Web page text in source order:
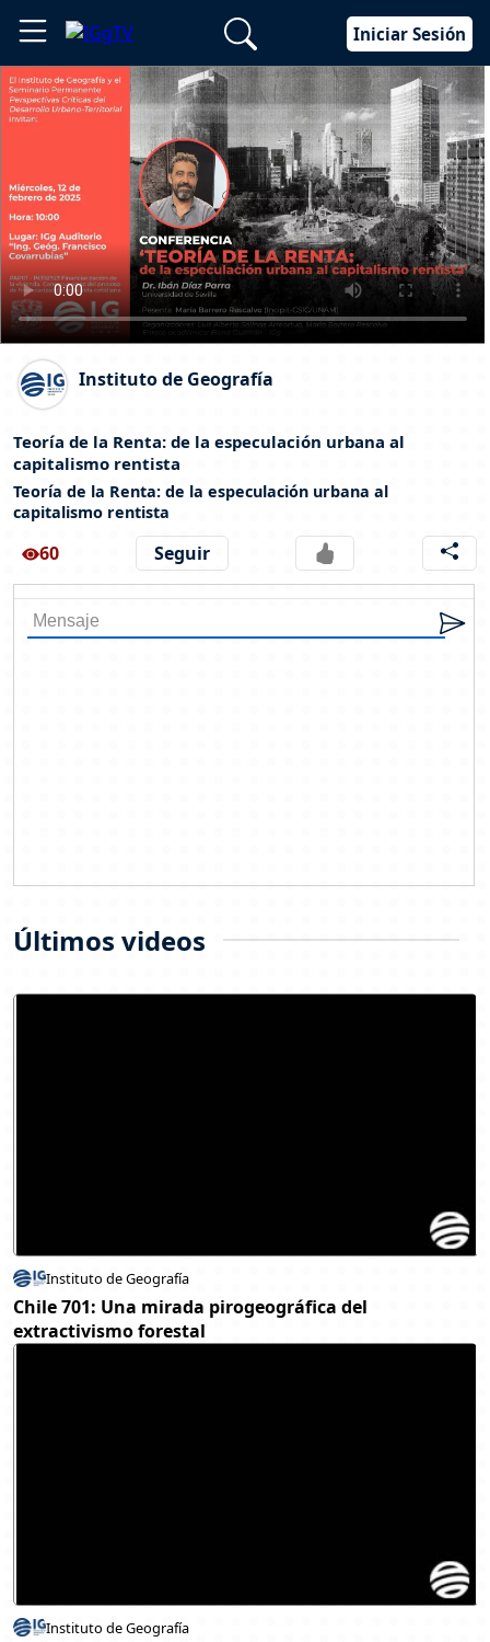
Iniciar Sesión
Instituto de Geografía
Teoría de la Renta: de la especulación urbana al
capitalismo rentista
Teoría de la Renta: de la especulación urbana al
capitalismo rentista
60 Seguir
Últimos videos
Instituto de Geografía
Chile 701: Una mirada pirogeográfica del
extractivismo forestal
Instituto de Geografía